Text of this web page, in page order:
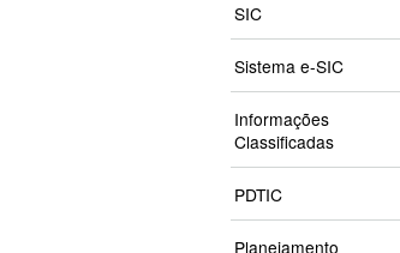
SIC
Sistema e-SIC
Informações
Classificadas
PDTIC
Planejamento